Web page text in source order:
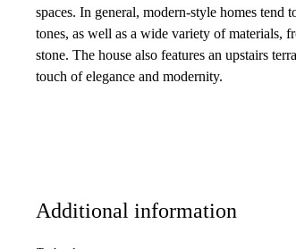
spaces. In general, modern-style homes tend
tones, as well as a wide variety of materials,
stone. The house also features an upstairs
touch of elegance and modernity.
Additional information